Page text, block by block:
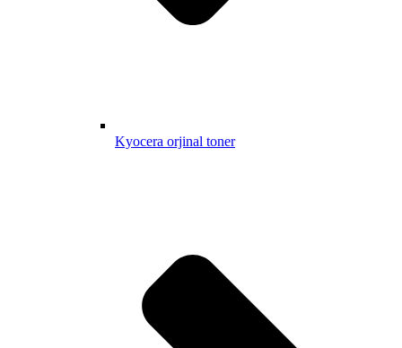
Kyocera orjinal toner